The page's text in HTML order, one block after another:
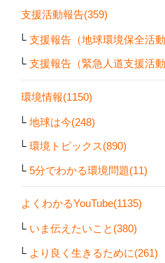
支援活動報告(359)
支援報告（地球環境保全活
支援報告（緊急人道支援活
環境情報(1150)
地球は今(248)
環境トピックス(890)
5分でわかる環境問題(11)
よくわかるYouTube(1135)
いま伝えたいこと(380)
より良く生きるために(261)